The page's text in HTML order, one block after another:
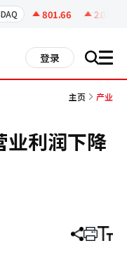
801.66 2.07
登录 搜 all
主页 产业
业利润下降
分 打 调